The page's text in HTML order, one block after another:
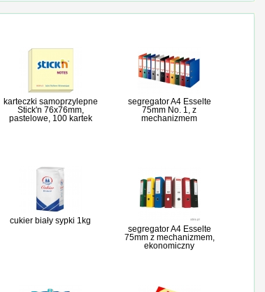
karteczki samoprzylepne
Stick'n 76x76mm,
pastelowe, 100 kartek
segregator A4 Esselte
75mm No. 1, z
mechanizmem
cukier biały sypki 1kg
segregator A4 Esselte
75mm z mechanizmem,
ekonomiczny